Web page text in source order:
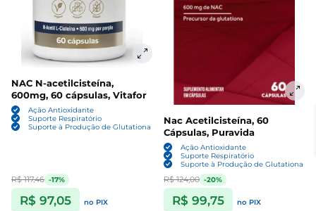
NAC N-acetilcisteína,
600mg, 60 cápsulas, Vitafor
Ação Antioxidante
Suporte Respiratório
Suporte à Produção de Glutationa
R$ 117,46 -17%
R$ 97,05 no PIX
Nac Acetilcisteína, 60
Cápsulas, Puravida
Ação Antioxidante
Suporte Respiratório
Suporte à Produção de Glutationa
R$ 124,00 -20%
R$ 99,75 no PIX